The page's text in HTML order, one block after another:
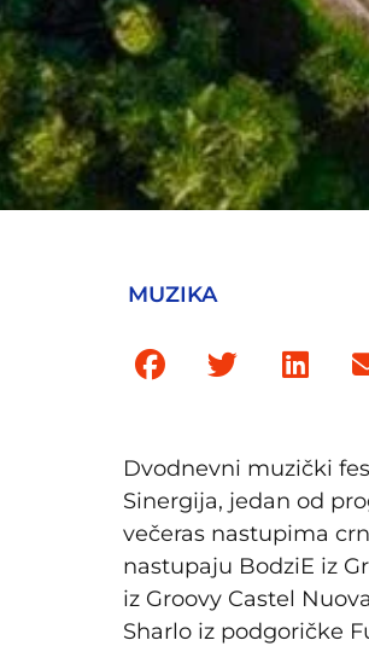
MUZIKA
Dvodnevni muzički
Sinergija, jedan od
večeras nastupima
nastupaju BodziE iz
iz Groovy Castel
Sharlo iz podgoričke